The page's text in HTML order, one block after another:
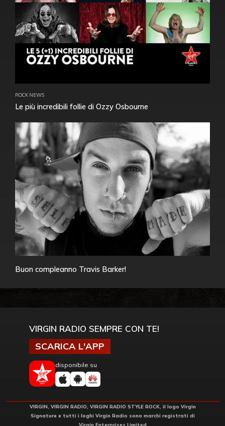
ROCK NEWS
Le più incredibili follie di Ozzy Osbourne
Buon compleanno Travis Barker!
VIRGIN RADIO SEMPRE CON TE!
SCARICA L'APP
disponibile su
VIRGIN, VIRGIN RADIO, VIRGIN RADIO STYLE ROCK, il logo Virgin
Signature e tutti i loghi Virgin Radio sono marchi registrati di
Virgin Enterprises Limited